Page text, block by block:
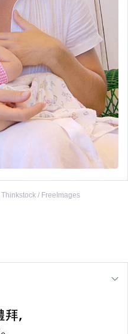
Thinkstock / FreeImages